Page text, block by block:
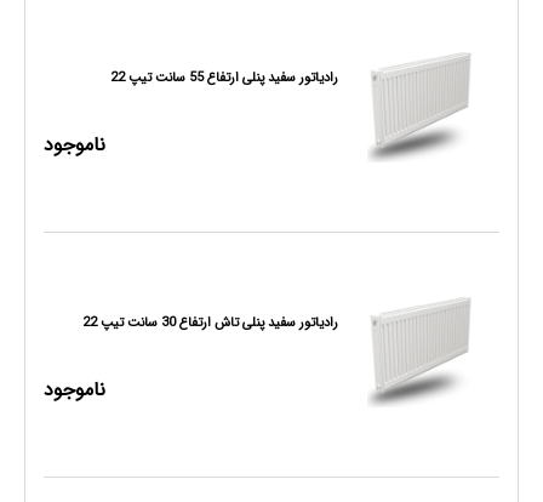
رادیاتور سفید پنلی ارتفاع 55 سانت تیپ 22
ناموجود
رادیاتور سفید پنلی تاش ارتفاع 30 سانت تیپ 22
ناموجود